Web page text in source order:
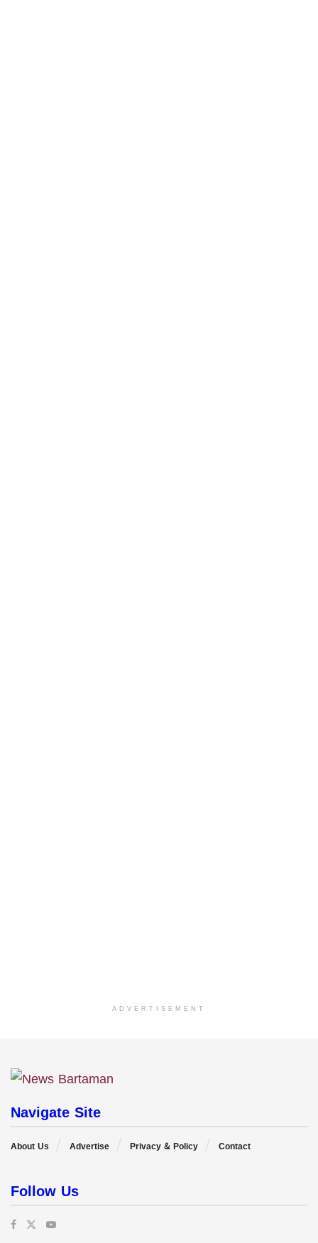
ADVERTISEMENT
Navigate Site
About Us Advertise Privacy & Policy Contact
Follow Us